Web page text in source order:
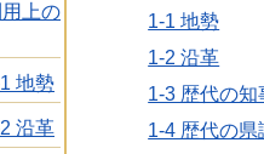
上の
地勢
沿革
1-1 地勢
1-2 沿革
1-3 歴代の知
1-4 歴代の県